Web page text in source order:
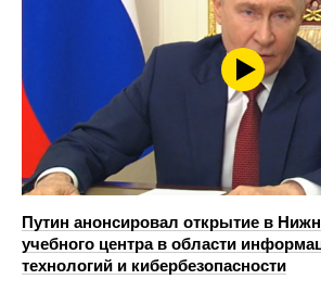
Путин анонсировал открытие в
учебного центра в области
технологий и кибербезопасности